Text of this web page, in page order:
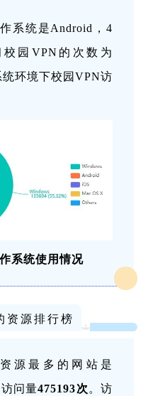
系统是Android，4
园VPN的次数为
环境下校园VPN访
系统使用情况
资源排行榜
源最多的网站是
访问量475193次 。访